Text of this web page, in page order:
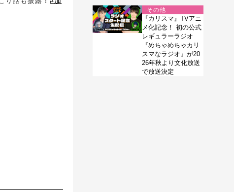
その他
『カリスマ』TVアニ
メ化記念！ 初の公式
レギュラーラジオ
『めちゃめちゃカリ
スマなラジオ』が20
26年秋より文化放送
で放送決定